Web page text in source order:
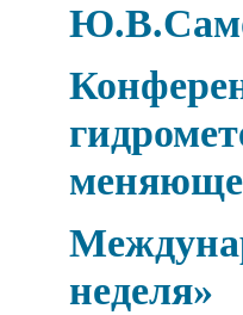
неделя»